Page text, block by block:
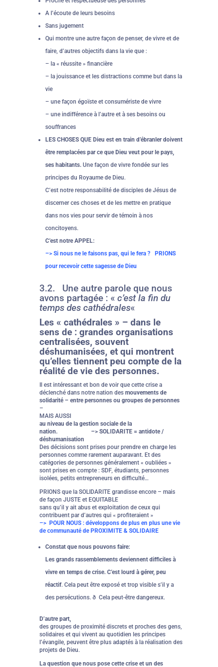
A l’écoute de leurs besoins
Sans jugement
Qui montre une autre façon de penser, de vivre et de
faire, d’autres objectifs dans la vie que :
– la « réussite » financière
– la jouissance et les distractions comme but dans la
vie
– une façon égoïste et consumériste de vivre
– une indifférence à l’autre et à ses besoins ou
souffrances
LES CHOSES QUE Dieu est en train d’ébranler doivent
être remplacées par ce que Dieu veut pour le pays,
ses habitants.Une façon de vivre fondée sur les
principes du Royaume de Dieu.
C’est notre responsabilité de disciples de Jésus de
discerner ces choses et de les mettre en pratique
dans nos vies pour servir de témoin à nos
concitoyens.
C’est notre APPEL:
–> Si nous ne le faisons pas, qui le fera ? PRIONS
pour recevoir cette sagesse de Dieu
3.2. Une autre parole que nous
avons partagée : « c’est la fin du
temps des cathédrales«
Les « cathédrales » – dans le
sens de : grandes organisations
centralisées, souvent
déshumanisées, et qui montrent
qu’elles tiennent peu compte de la
réalité de vie des personnes.
Il est intéressant et bon de voir que cette crise a
déclenché dans notre nation des mouvements de
solidarité – entre personnes ou groupes de personnes
–
MAIS AUSSI
au niveau de la gestion sociale de la
nation. –> SOLIDARITE = antidote /
déshumanisation
Des décisions sont prises pour prendre en charge les
personnes comme rarement auparavant. Et des
catégories de personnes généralement « oubliées »
sont prises en compte : SDF, étudiants, personnes
isolées, petits entrepreneurs en difficulté…
PRIONS que la SOLIDARITE grandisse encore – mais
de façon JUSTE et EQUITABLE
sans qu’il y ait abus et exploitation de ceux qui
contribuent par d’autres qui « profiteraient »
–> POUR NOUS : développons de plus en plus une vie
de communauté de PROXIMITE & SOLIDAIRE
Constat que nous pouvons faire:
Les grands rassemblements deviennent difficiles à
vivre en temps de crise. C’est lourd à gérer, peu
réactif. Cela peut être exposé et trop visible s’il y a
des persécutions. ð Cela peut-être dangereux.
D’autre part,
des groupes de proximité discrets et proches des gens,
solidaires et qui vivent au quotidien les principes
l’évangile, peuvent être plus adaptés à la réalisation des
projets de Dieu.
La question que nous pose cette crise et un des